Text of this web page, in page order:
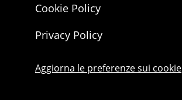
Cookie Policy
Privacy Policy
Aggiorna le preferenze sui cookie